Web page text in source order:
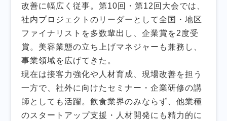
改善に幅広く従事。第10回・第12回大会では、
社内プロジェクトのリーダーとして全国・地区
ファイナリストを多数輩出し、企業賞を2度受
賞。美容業態の立ち上げマネジャーも兼務し、
事業領域を広げてきた。
現在は接客力強化や人材育成、現場改善を担う
一方で、社外に向けたセミナー・企業研修の講
師としても活躍。飲食業界のみならず、他業種
のスタートアップ支援・人材開発にも精力的に